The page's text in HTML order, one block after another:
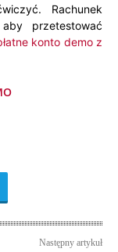
Rachunek
przetestować
konto demo z
Następny artykuł